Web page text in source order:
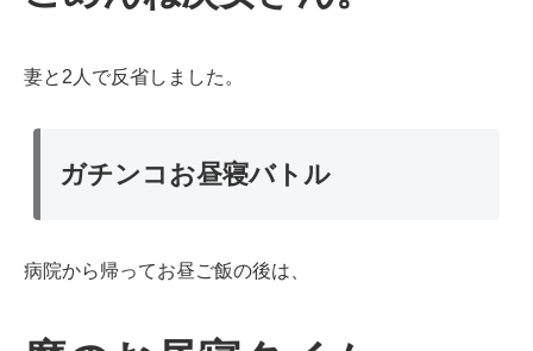
妻と2人で反省しました。
ガチンコ お昼寝バトル
病院から帰ってお昼ご飯の後は、